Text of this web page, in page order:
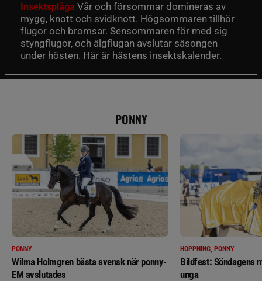
Insektsplåga Vår och försommar domineras av
mygg, knott och svidknott. Högsommaren tillhör
flugor och bromsar. Sensommaren för med sig
styngflugor, och älgflugan avslutar säsongen
under hösten. Här är hästens insektskalender.
PONNY
PONNY
Wilma Holmgren bästa svensk när ponny-
EM avslutades
HOPPNING, PONNY
Bildfest: Söndagens
unga